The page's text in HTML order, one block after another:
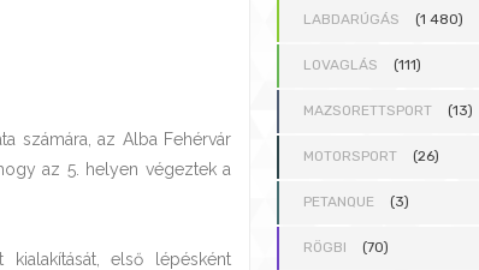
számára, az Alba Fehérvár
az 5. helyen végeztek a
első lépésként
LABDARÚGÁS (1 480)
LOVAGLÁS (111)
MAZSORETTSPORT (13)
MOTORSPORT (26)
PETANQUE (3)
RÖGBI (70)